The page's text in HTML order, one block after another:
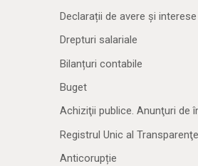
Declarații de avere și interese
Drepturi salariale
Bilanțuri contabile
Buget
Achiziţii publice. Anunţuri de
Registrul Unic al
Anticorupție